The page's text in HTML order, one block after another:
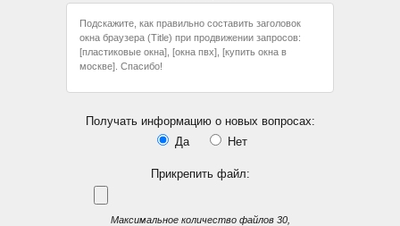
Получать информацию о новых вопросах:
Да
Нет
Прикрепить файл:
Максимальное количество файлов 30,